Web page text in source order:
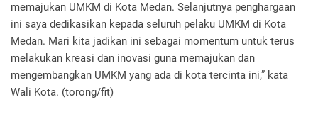
memajukan UMKM di Kota Medan. Selanjutnya penghargaan
ini saya dedikasikan kepada seluruh pelaku UMKM di Kota
Medan. Mari kita jadikan ini sebagai momentum untuk terus
melakukan kreasi dan inovasi guna memajukan dan
mengembangkan UMKM yang ada di kota tercinta ini,” kata
Wali Kota. (torong/fit)